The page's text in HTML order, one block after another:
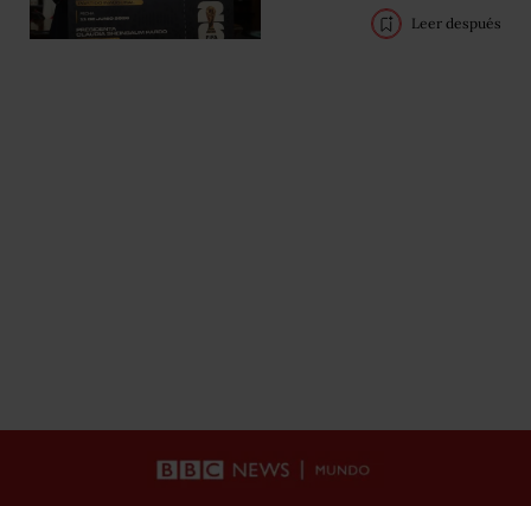
Leer después